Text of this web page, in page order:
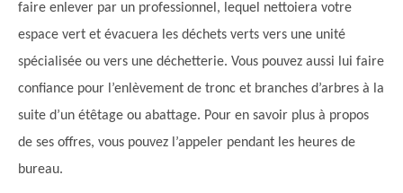
faire enlever par un professionnel, lequel nettoiera votre
espace vert et évacuera les déchets verts vers une unité
spécialisée ou vers une déchetterie. Vous pouvez aussi lui faire
confiance pour l’enlèvement de tronc et branches d’arbres à la
suite d’un étêtage ou abattage. Pour en savoir plus à propos
de ses offres, vous pouvez l’appeler pendant les heures de
bureau.